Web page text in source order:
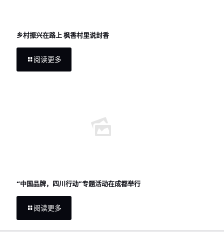
乡村振兴在路上 枫香村里说封香
阅读更多
“中国品牌，四川行动”专题活动在成都举行
阅读更多